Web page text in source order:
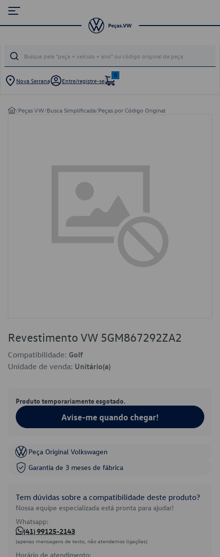
Nova Serrana Entre/registre-se
0
/Peças VW/Busca Simplificada/Peças por Código Original
Revestimento VW 5GM867292ZA2
Compatibilidade: Golf
Unidade de venda: Unitário(a)
Produto temporariamente esgotado.
Avise-me quando chegar!
Peça Original Volkswagen
Garantia de 3 meses de fábrica
Tem dúvidas sobre a compatibilidade deste produto?
Nossa equipe especializada está pronta para ajudar!
Whatsapp:
(41) 99125-2143
(apenas mensagens de texto, não atendemos ligações)
Horário de atendimento: